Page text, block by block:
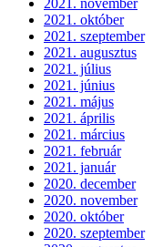
2021. október
2021. szeptember
2021. augusztus
2021. július
2021. június
2021. május
2021. április
2021. március
2021. február
2021. január
2020. december
2020. november
2020. október
2020. szeptember